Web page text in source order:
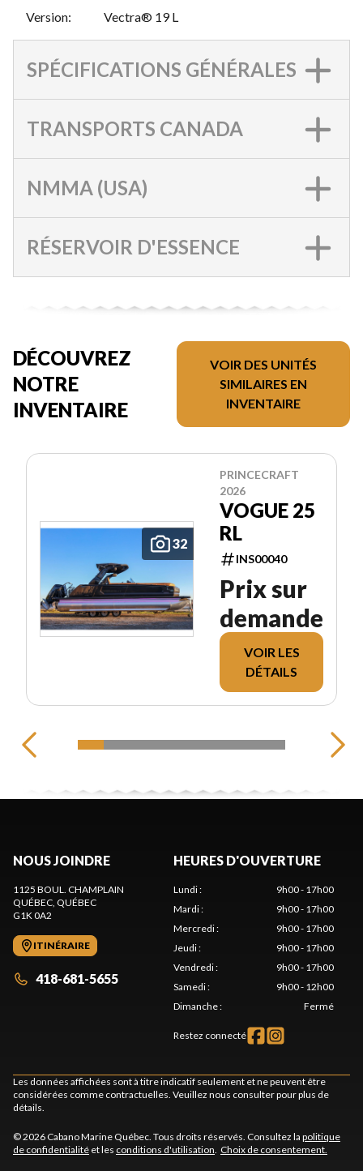
Version: Vectra® 19 L
SPÉCIFICATIONS GÉNÉRALES
TRANSPORTS CANADA
NMMA (USA)
RÉSERVOIR D'ESSENCE
DÉCOUVREZ
NOTRE
INVENTAIRE
VOIR DES UNITÉS
SIMILAIRES EN
INVENTAIRE
32
PRINCECRAFT
2026
VOGUE 25
RL
INS00040
Prix sur
demande
VOIR LES
DÉTAILS
NOUS JOINDRE
1125 BOUL. CHAMPLAIN
QUÉBEC , QUÉBEC
G1K 0A2
ITINÉRAIRE
418-681-5655
HEURES D'OUVERTURE
Lundi:
9h00 - 17h00
Mardi:
9h00 - 17h00
Mercredi:
9h00 - 17h00
Jeudi:
9h00 - 17h00
Vendredi:
9h00 - 17h00
Samedi:
9h00 - 12h00
Dimanche: Fermé
Restez connecté
Les données affichées sont à titre indicatif seulement et ne peuvent être
considérées comme contractuelles. Veuillez nous consulter pour plus de
détails.
© 2026 Cabano Marine Québec. Tous droits réservés. Consultez la politique
de confidentialité et les conditions d'utilisation Choix de consentement.